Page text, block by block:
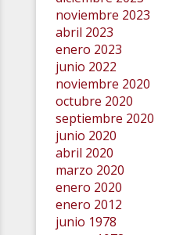
noviembre 2023
abril 2023
enero 2023
junio 2022
noviembre 2020
octubre 2020
septiembre 2020
junio 2020
abril 2020
marzo 2020
enero 2020
enero 2012
junio 1978